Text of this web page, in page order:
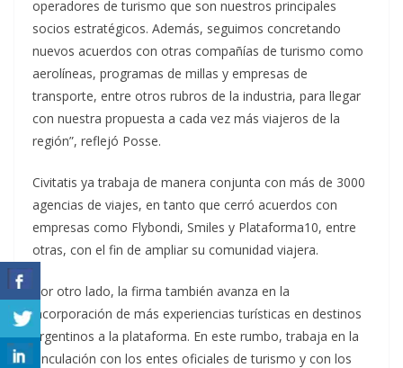
operadores de turismo que son nuestros principales
socios estratégicos. Además, seguimos concretando
nuevos acuerdos con otras compañías de turismo como
aerolíneas, programas de millas y empresas de
transporte, entre otros rubros de la industria, para llegar
con nuestra propuesta a cada vez más viajeros de la
región”, reflejó Posse.
Civitatis ya trabaja de manera conjunta con más de 3000
agencias de viajes, en tanto que cerró acuerdos con
empresas como Flybondi, Smiles y Plataforma10, entre
otras, con el fin de ampliar su comunidad viajera.
Por otro lado, la firma también avanza en la
incorporación de más experiencias turísticas en destinos
argentinos a la plataforma. En este rumbo, trabaja en la
vinculación con los entes oficiales de turismo y con los